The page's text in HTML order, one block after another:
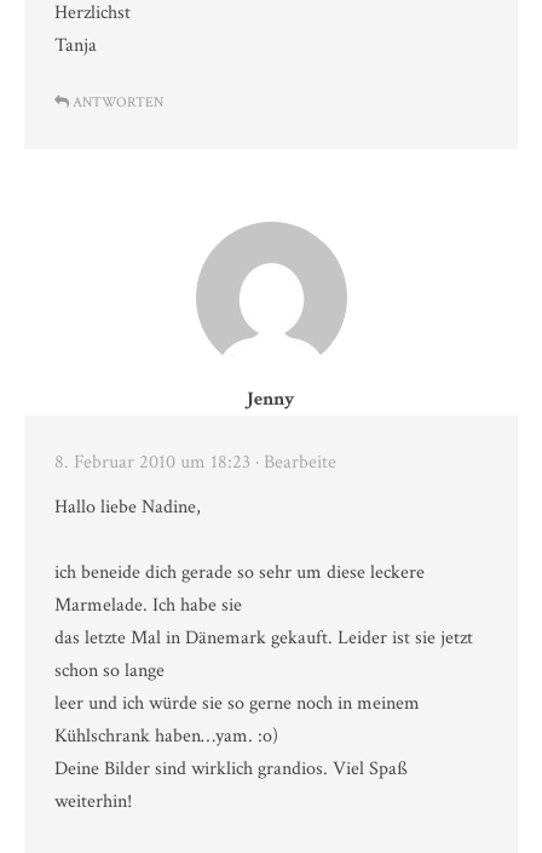
Herzlichst
Tanja
ANTWORTEN
Jenny
8. Februar 2010 um 18:23 · Bearbeite
Hallo liebe Nadine,
ich beneide dich gerade so sehr um diese leckere
Marmelade. Ich habe sie
das letzte Mal in Dänemark gekauft. Leider ist sie jetzt
schon so lange
leer und ich würde sie so gerne noch in meinem
Kühlschrank haben…yam. :o)
Deine Bilder sind wirklich grandios. Viel Spaß
weiterhin!